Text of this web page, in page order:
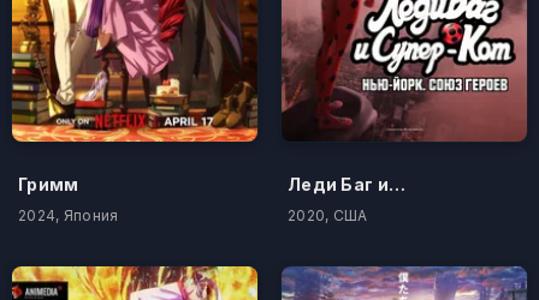
Гримм
2024, Япония
Леди Баг и Супер-Кот: Нью-Йорк. Союз героев
2020, США